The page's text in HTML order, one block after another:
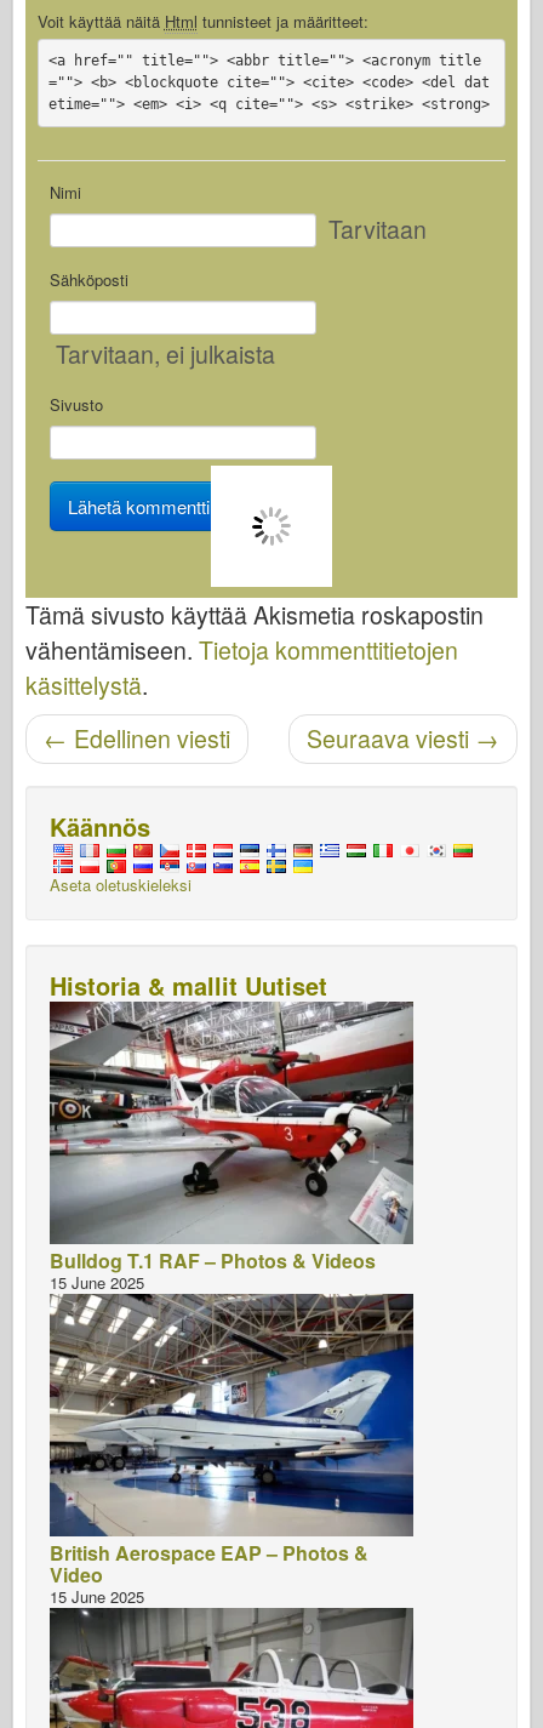
Voit käyttää näitä Html tunnisteet ja määritteet:
<a href="" title=""> <abbr title=""> <acronym title
=""> <b> <blockquote cite=""> <cite> <code> <del dat
etime=""> <em> <i> <q cite=""> <s> <strike> <strong>
Nimi
Tarvitaan
Sähköposti
Tarvitaan, ei julkaista
Sivusto
Tämä sivusto käyttää Akismetia roskapostin
vähentämiseen. Tietoja kommenttitietojen
käsittelystä.
Navigoinnin jälkeinen Seuraava viesti →
← Edellinen viesti
Käännös
Aseta oletuskieleksi
Historia & mallit Uutiset
Bulldog T.1 RAF – Photos & Videos
15 June 2025
British Aerospace EAP – Photos &
Video
15 June 2025